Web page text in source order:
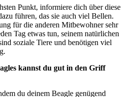
Punkt, informiere dich über diese
führen, das sie auch viel Bellen.
für die anderen Mitbewohner sehr
Tag etwas tun, seinem natürlichen
soziale Tiere und benötigen viel
kannst du gut in den Griff
du deinem Beagle genügend